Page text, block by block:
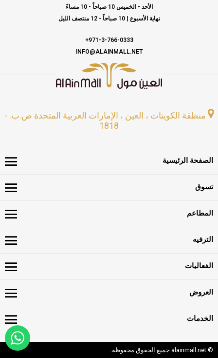
الأحد - الخميس 10 صباحاً - 10 مساءً
نهاية الأسبوع | 10 صباحاً - 12 منتصف الليل
971-3-766-0333+
INFO@ALAINMALL.NET
منطقة الكويتات ، العين ، الإمارات العربية المتحدة ص.ب. -
1818
الصفحة الرئيسية
تسوق
المطاعم
الترفيه
الفعاليات
العروض
الخدمات
© alainmall.net جميع الحقوق محفوظة.